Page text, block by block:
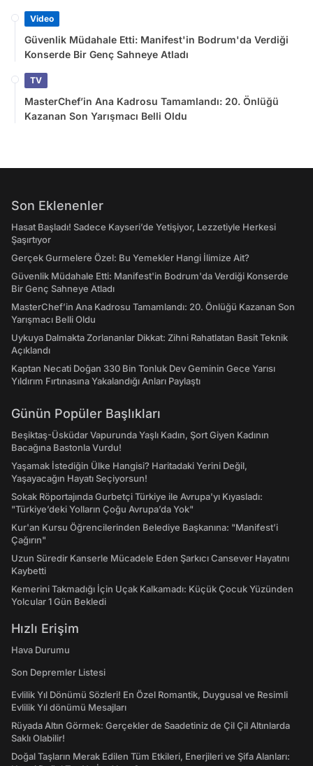
Video
Güvenlik Müdahale Etti: Manifest'in Bodrum'da Verdiği
Konserde Bir Genç Sahneye Atladı
TV
MasterChef’in Ana Kadrosu Tamamlandı: 20. Önlüğü
Kazanan Son Yarışmacı Belli Oldu
Son Eklenenler
Hasat Başladı! Sadece Kayseri’de Yetişiyor, Lezzetiyle Herkesi
Şaşırtıyor
Gerçek Gurmelere Özel: Bu Yemekler Hangi İlimize Ait?
Güvenlik Müdahale Etti: Manifest'in Bodrum'da Verdiği Konserde
Bir Genç Sahneye Atladı
MasterChef’in Ana Kadrosu Tamamlandı: 20. Önlüğü Kazanan Son
Yarışmacı Belli Oldu
Uykuya Dalmakta Zorlananlar Dikkat: Zihni Rahatlatan Basit Teknik
Açıklandı
Kaptan Necati Doğan 330 Bin Tonluk Dev Geminin Gece Yarısı
Yıldırım Fırtınasına Yakalandığı Anları Paylaştı
Günün Popüler Başlıkları
Beşiktaş-Üsküdar Vapurunda Yaşlı Kadın, Şort Giyen Kadının
Bacağına Bastonla Vurdu!
Yaşamak İstediğin Ülke Hangisi? Haritadaki Yerini Değil,
Yaşayacağın Hayatı Seçiyorsun!
Sokak Röportajında Gurbetçi Türkiye ile Avrupa'yı Kıyasladı:
"Türkiye’deki Yolların Çoğu Avrupa’da Yok"
Kur'an Kursu Öğrencilerinden Belediye Başkanına: "Manifest’i
Çağırın"
Uzun Süredir Kanserle Mücadele Eden Şarkıcı Cansever Hayatını
Kaybetti
Kemerini Takmadığı İçin Uçak Kalkamadı: Küçük Çocuk Yüzünden
Yolcular 1 Gün Bekledi
Hızlı Erişim
Hava Durumu
Son Depremler Listesi
Evlilik Yıl Dönümü Sözleri! En Özel Romantik, Duygusal ve Resimli
Evlilik Yıl dönümü Mesajları
Rüyada Altın Görmek: Gerçekler de Saadetiniz de Çil Çil Altınlarda
Saklı Olabilir!
Doğal Taşların Merak Edilen Tüm Etkileri, Enerjileri ve Şifa Alanları: